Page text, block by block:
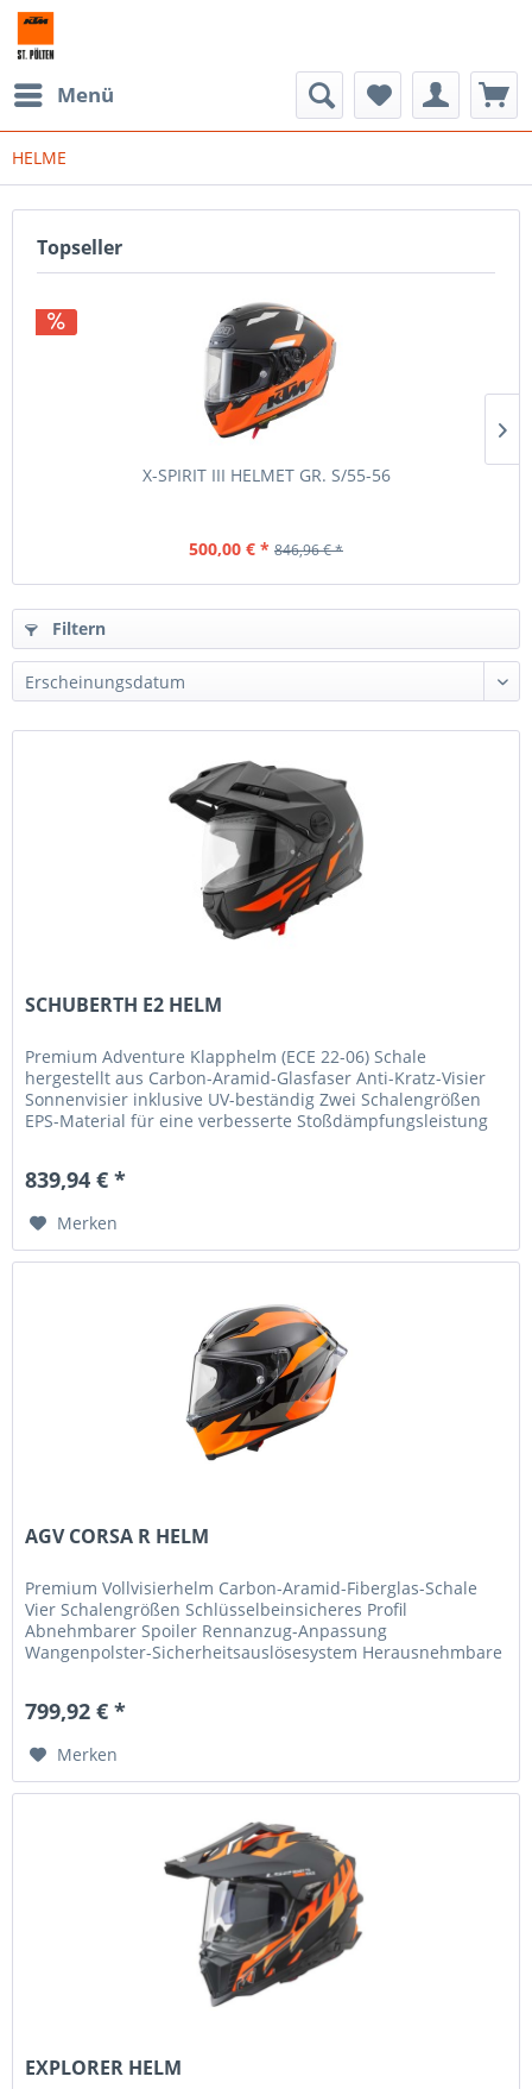
Menü
HELME
Topseller
X-SPIRIT III HELMET GR. S/55-56
500,00 € * 846,96 € *
Filtern
SCHUBERTH E2 HELM
Premium Adventure Klapphelm (ECE 22-06) Schale
hergestellt aus Carbon-Aramid-Glasfaser Anti-Kratz-Visier
Sonnenvisier inklusive UV-beständig Zwei Schalengrößen
EPS-Material für eine verbesserte Stoßdämpfungsleistung
839,94 € *
Merken
AGV CORSA R HELM
Premium Vollvisierhelm Carbon-Aramid-Fiberglas-Schale
Vier Schalengrößen Schlüsselbeinsicheres Profil
Abnehmbarer Spoiler Rennanzug-Anpassung
Wangenpolster-Sicherheitsauslösesystem Herausnehmbare
799,92 € *
Merken
EXPLORER HELM